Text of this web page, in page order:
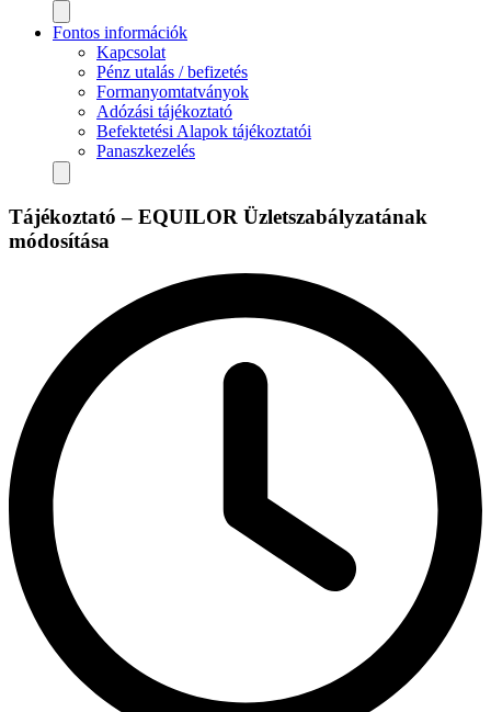
Fontos információk
Kapcsolat
Pénz utalás / befizetés
Formanyomtatványok
Adózási tájékoztató
Befektetési Alapok tájékoztatói
Panaszkezelés
Tájékoztató – EQUILOR Üzletszabályzatának
módosítása